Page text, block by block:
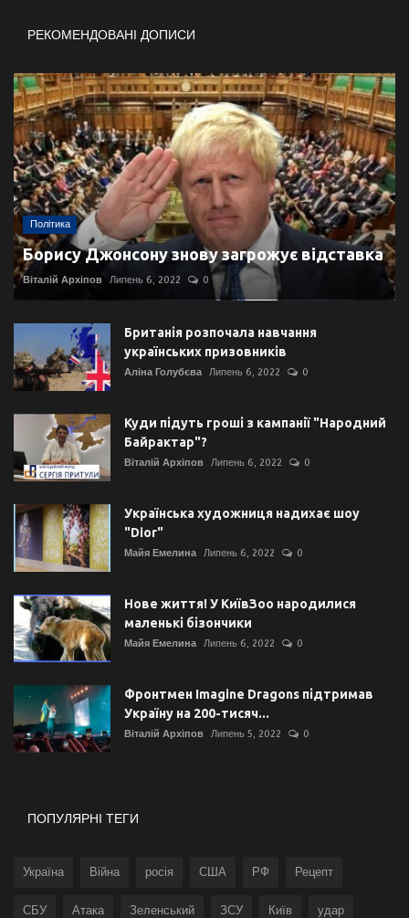
РЕКОМЕНДОВАНІ ДОПИСИ
Політика
Борису Джонсону знову загрожує відставка
Віталій Архіпов Липень 6, 2022 0
Британія розпочала навчання
українських призовників
Аліна Голубєва Липень 6, 2022 0
Куди підуть гроші з кампанії "Народний
Байрактар"?
Віталій Архіпов Липень 6, 2022 0
Українська художниця надихає шоу
"Dior"
Майя Емелина Липень 6, 2022 0
Нове життя! У КиївЗоо народилися
маленькі бізончики
Майя Емелина Липень 6, 2022 0
Фронтмен Imagine Dragons підтримав
Україну на 200-тисяч...
Віталій Архіпов Липень 5, 2022 0
ПОПУЛЯРНІ ТЕГИ
Україна Війна росія США РФ Рецепт
СБУ Атака Зеленський ЗСУ Київ удар